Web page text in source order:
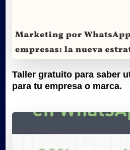
Taller gratuito para saber
para tu empresa o marca.